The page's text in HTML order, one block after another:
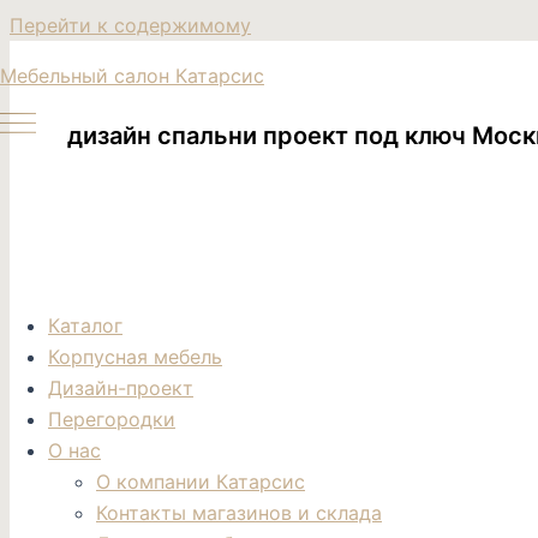
Перейти к содержимому
Мебельный салон Катарсис
Каталог
Корпусная мебель
Дизайн-проект
Перегородки
О нас
О компании Катарсис
Контакты магазинов и склада
дизайн спальни проект под ключ